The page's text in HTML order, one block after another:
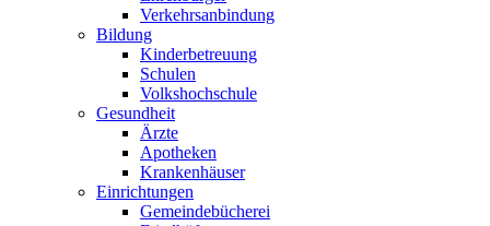
Verkehrsanbindung
Bildung
Kinderbetreuung
Schulen
Volkshochschule
Gesundheit
Ärzte
Apotheken
Krankenhäuser
Einrichtungen
Gemeindebücherei